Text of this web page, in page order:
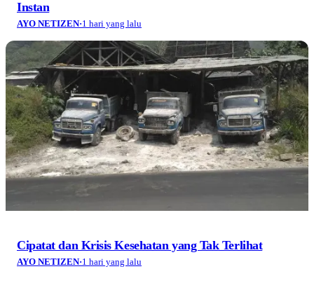
Instan
AYO NETIZEN·1 hari yang lalu
Cipatat dan Krisis Kesehatan yang Tak Terlihat
AYO NETIZEN·1 hari yang lalu